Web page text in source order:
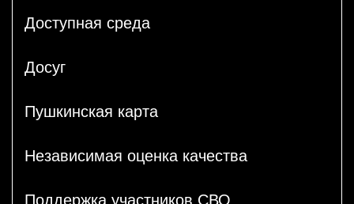
Доступная среда
Досуг
Пушкинская карта
Независимая оценка качества
Поддержка участников СВО